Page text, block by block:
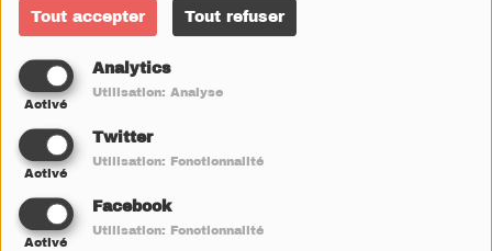
Tout accepter Tout refuser
Analytics
Activé
Utilisation: Analyse
Twitter
Activé
Utilisation: Fonctionnalité
Facebook
Activé
Utilisation: Fonctionnalité